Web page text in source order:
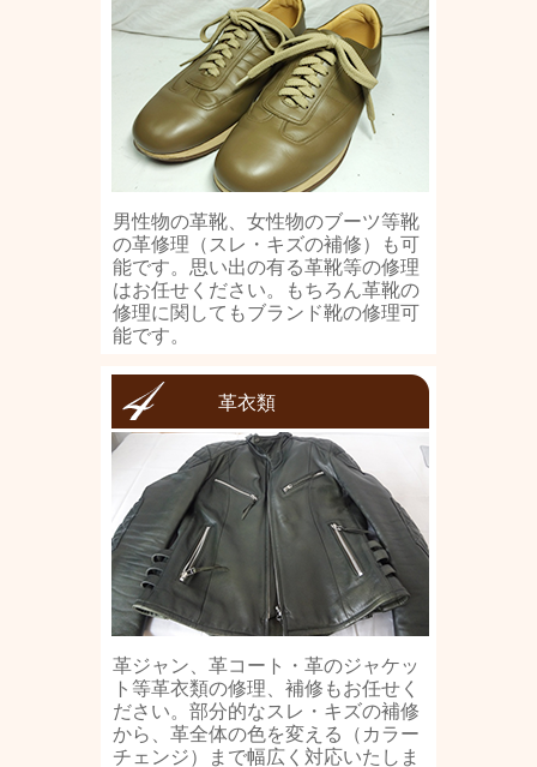
男性物の革靴、女性物のブーツ等靴
の革修理（スレ・キズの補修）も可
能です。思い出の有る革靴等の修理
はお任せください。もちろん革靴の
修理に関してもブランド靴の修理可
能です。
革衣類
革ジャン、革コート・革のジャケッ
ト等革衣類の修理、補修もお任せく
ださい。部分的なスレ・キズの補修
から、革全体の色を変える（カラー
チェンジ）まで幅広く対応いたしま